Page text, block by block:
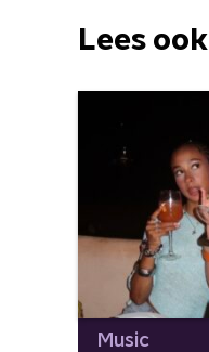
Lees ook
Music